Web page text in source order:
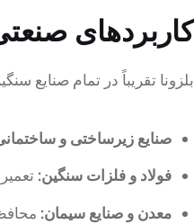
کاربردهای
بلزونا تقریباً در تمام صنایع
صنایع زیرساختی و
فولاد و فلزات سنگین:
معدن و صنایع سیمان: